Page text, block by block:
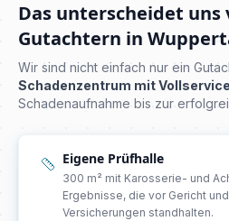
Das unterscheidet uns
Gutachtern in
Wir sind nicht einfach nur ein
Schadenzentrum mit Vollservice
Schadenaufnahme bis zur
Eigene Prüfhalle
300 m² mit Karosserie- und
Ergebnisse, die vor Gericht
Versicherungen standhalten.